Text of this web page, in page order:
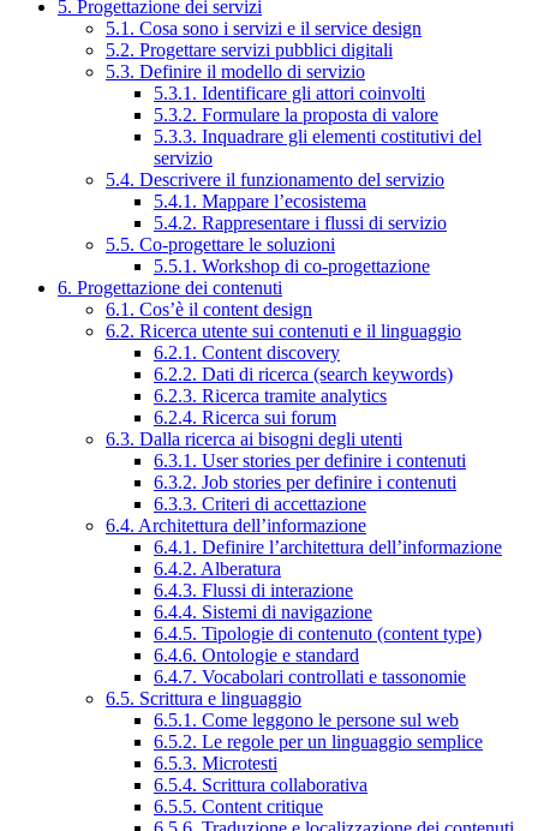
5. Progettazione dei servizi
5.1. Cosa sono i servizi e il service design
5.2. Progettare servizi pubblici digitali
5.3. Definire il modello di servizio
5.3.1. Identificare gli attori coinvolti
5.3.2. Formulare la proposta di valore
5.3.3. Inquadrare gli elementi costitutivi del
servizio
5.4. Descrivere il funzionamento del servizio
5.4.1. Mappare l’ecosistema
5.4.2. Rappresentare i flussi di servizio
5.5. Co-progettare le soluzioni
5.5.1. Workshop di co-progettazione
6. Progettazione dei contenuti
6.1. Cos’è il content design
6.2. Ricerca utente sui contenuti e il linguaggio
6.2.1. Content discovery
6.2.2. Dati di ricerca (search keywords)
6.2.3. Ricerca tramite analytics
6.2.4. Ricerca sui forum
6.3. Dalla ricerca ai bisogni degli utenti
6.3.1. User stories per definire i contenuti
6.3.2. Job stories per definire i contenuti
6.3.3. Criteri di accettazione
6.4. Architettura dell’informazione
6.4.1. Definire l’architettura dell’informazione
6.4.2. Alberatura
6.4.3. Flussi di interazione
6.4.4. Sistemi di navigazione
6.4.5. Tipologie di contenuto (content type)
6.4.6. Ontologie e standard
6.4.7. Vocabolari controllati e tassonomie
6.5. Scrittura e linguaggio
6.5.1. Come leggono le persone sul web
6.5.2. Le regole per un linguaggio semplice
6.5.3. Microtesti
6.5.4. Scrittura collaborativa
6.5.5. Content critique